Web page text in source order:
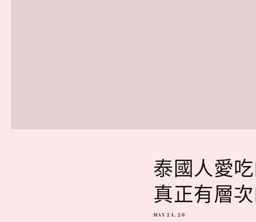
泰國人愛
真正有層
MAY 24, 26